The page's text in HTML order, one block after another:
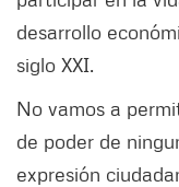
desarrollo
siglo XXI.
No vamos a
de poder de
expresión